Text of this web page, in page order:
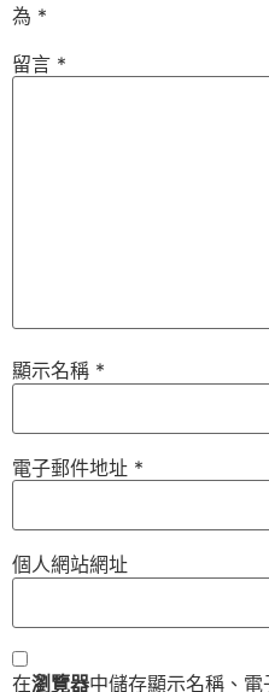
為 *
留言 *
顯示名稱 *
電子郵件地址 *
個人網站網址
在瀏覽器中儲存顯示名稱、電